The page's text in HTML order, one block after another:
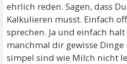
ehrlich reden. Sagen, dass
Kalkulieren musst. Einfach
sprechen. Ja und einfach halt
manchmal dir gewisse
simpel sind wie Milch nicht